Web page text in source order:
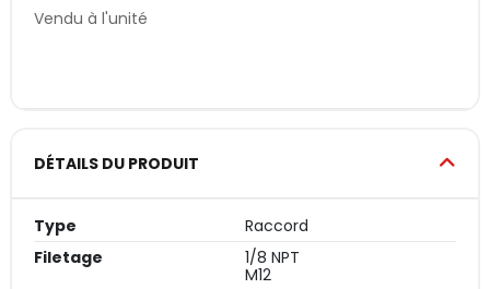
Vendu à l'unité
DÉTAILS DU PRODUIT
Type
Raccord
Filetage
1/8 NPT
M12